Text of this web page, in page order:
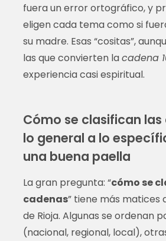
fuera un error ortográfico, y
eligen cada tema como si
su madre. Esas “cositas”,
las que convierten lacadena
experiencia casi espiritual.
Cómo se clasifican
lo general a lo
una buena paella
La gran pregunta: “cómo se
cadenas” tiene más matices
de Rioja. Algunas se ordenan
(nacional, regional, local),